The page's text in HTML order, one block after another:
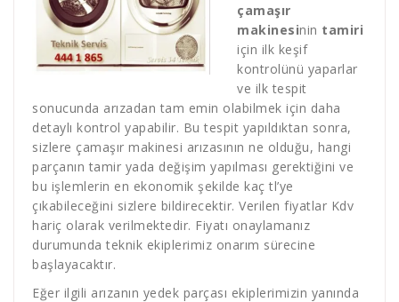
çamaşır
makinesinin tamiri
için ilk keşif
kontrolünü yaparlar
ve ilk tespit
sonucunda arızadan tam emin olabilmek için daha
detaylı kontrol yapabilir. Bu tespit yapıldıktan sonra,
sizlere çamaşır makinesi arızasının ne olduğu, hangi
parçanın tamir yada değişim yapılması gerektiğini ve
bu işlemlerin en ekonomik şekilde kaç tl’ye
çıkabileceğini sizlere bildirecektir. Verilen fiyatlar Kdv
hariç olarak verilmektedir. Fiyatı onaylamanız
durumunda teknik ekiplerimiz onarım sürecine
başlayacaktır.
Eğer ilgili arızanın yedek parçası ekiplerimizin yanında